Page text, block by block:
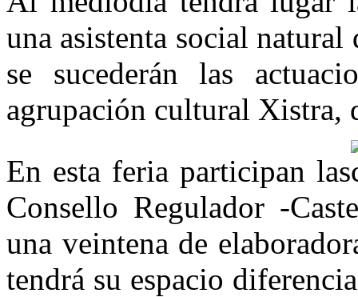
una asistenta social
se sucederán las
agrupación cultural Xistra,
En esta feria participan las
Consello Regulador -
una veintena de
tendrá su espacio